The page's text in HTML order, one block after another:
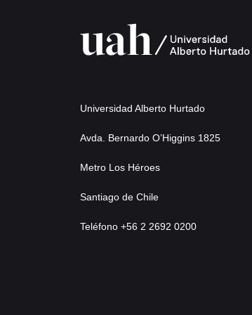
Universidad Alberto Hurtado
Avda. Bernardo O’Higgins 1825
Metro Los Héroes
Santiago de Chile
Teléfono +56 2 2692 0200